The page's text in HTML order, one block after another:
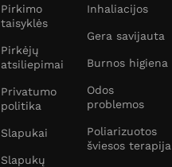
Pirkimo
taisyklės
Pirkėjų
atsiliepimai
Privatumo
politika
Slapukai
Slapukų
Inhaliacijos
Gera savijauta
Burnos higiena
Odos
problemos
Poliarizuotos
šviesos terapija